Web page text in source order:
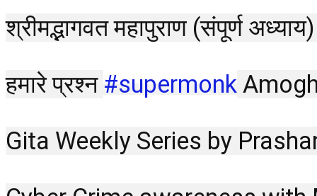
श्रीमद्भागवत महापुराण (संपूर्ण
हमारे प्रश्न #supermonk
Gita Weekly Series by